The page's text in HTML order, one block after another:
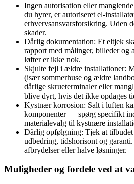
Ingen autorisation eller
du hyrer, er autoriseret
erhvervsansvarsforsikring. Uden
skader.
Dårlig dokumentation: Et eltjek
rapport med målinger, billeder og
løfter er ikke nok.
Skjulte fejl i ældre installationer:
(især sommerhuse og ældre
dårlige skrueterminaler eller
blive dyrt, hvis det ikke opdages
Kystnær korrosion: Salt i luften
komponenter — spørg specifikt
materialevalg til kystnære
Dårlig opfølgning: Tjek at
udbedring, tidshorisont og
afbrydelser eller halve løsninger.
Muligheder og fordele ved at